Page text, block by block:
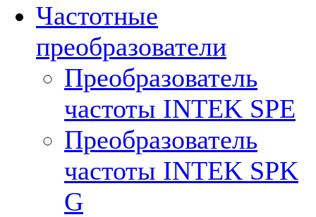
Частотные
преобразователи
Преобразователь
частоты INTEK SPE
Преобразователь
частоты INTEK SPK
G